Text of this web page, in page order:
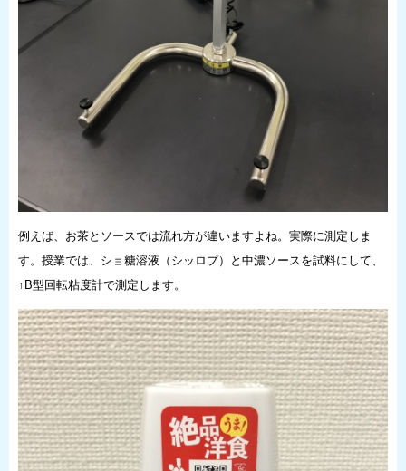
例えば、お茶とソースでは流れ方が違いますよね。実際に測定しま
す。授業では、ショ糖溶液（シッロプ）と中濃ソースを試料にして、
↑B型回転粘度計で測定します。